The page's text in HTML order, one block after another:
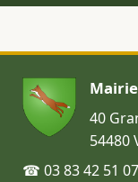
40
54480
☎ 03 83 42 51 07